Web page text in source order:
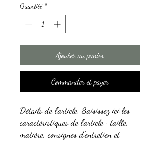
Quantité *
Ajouter au panier
Commander et payer
Détails de l'article. Saisissez ici les
caractéristiques de l'article : taille,
matière, consignes d'entretien et